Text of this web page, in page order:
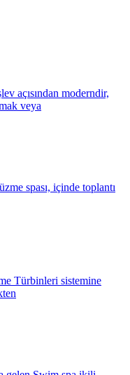
açısından moderndir,
veya
spası, içinde toplantı
Türbinleri sistemine